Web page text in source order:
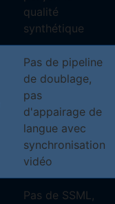
qualité
synthétique
Pas de pipeline
de doublage,
pas
d'appairage de
langue avec
synchronisation
vidéo
Pas de SSML,